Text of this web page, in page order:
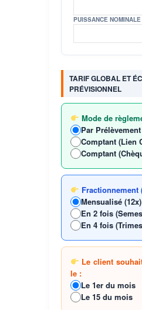
PUISSANCE
TARIF GLOBAL ET
PRÉVISIONNEL
Mode de
Par Prélèvement
Comptant (Lien
Comptant
Fractionnement
Mensualisé (12x)
En 2 fois
En 4 fois
Le client
le :
Le 1er du mois
Le 15 du mois